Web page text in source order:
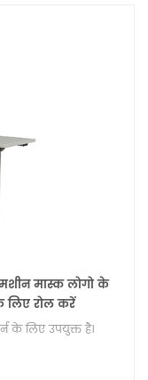
मास्क लोगो के
लिए रोल करें
के लिए उपयुक्त है।